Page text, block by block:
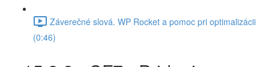
Záverečné slová. WP Rocket a pomoc pri optimalizácii
(0:46)